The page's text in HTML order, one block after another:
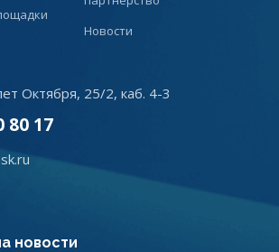
Новости
Октября, 25/2, каб. 4-3
80 17
новости